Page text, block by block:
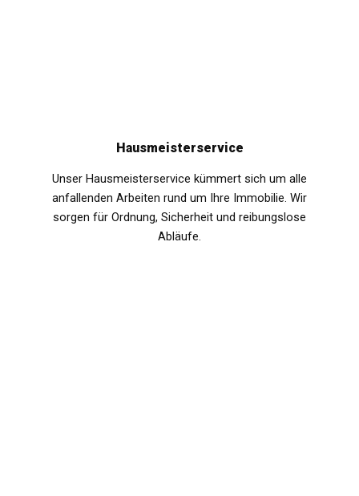
Hausmeisterservice
Unser Hausmeisterservice kümmert sich um alle
anfallenden Arbeiten rund um Ihre Immobilie. Wir
sorgen für Ordnung, Sicherheit und reibungslose
Abläufe.